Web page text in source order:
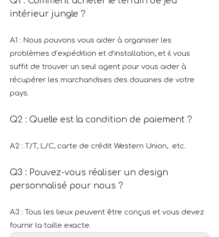
intérieur jungle ?
A1 : Nous pouvons vous aider à organiser les
problèmes d’expédition et d’installation, et il vous
suffit de trouver un seul agent pour vous aider à
récupérer les marchandises des douanes de votre
pays.
Q2 : Quelle est la condition de paiement ?
A2 : T/T, L/C, carte de crédit Western Union, etc.
Q3 : Pouvez-vous réaliser un design
personnalisé pour nous ?
A3 : Tous les lieux peuvent être conçus et vous devez
fournir la taille exacte.